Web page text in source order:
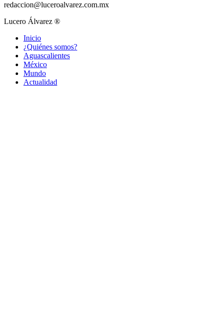
redaccion@luceroalvarez.com.mx
Lucero Álvarez ®
Inicio
¿Quiénes somos?
Aguascalientes
México
Mundo
Actualidad